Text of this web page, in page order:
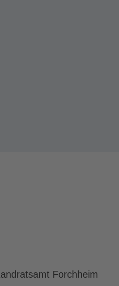
Forchheim